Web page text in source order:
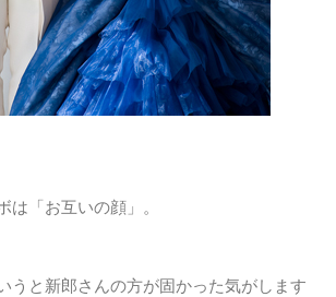
は「お互いの顔」。
うと新郎さんの方が固かった気がします